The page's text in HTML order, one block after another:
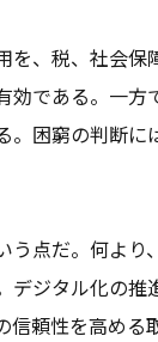
を、税、社会
効である。一
困窮の判断
点だ。何よ
デジタル化の
頼性を高める